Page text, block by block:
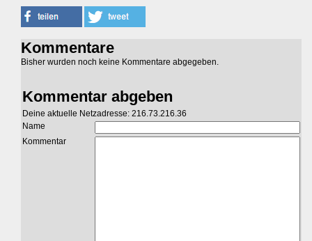
Kommentare
Bisher wurden noch keine Kommentare abgegeben.
Kommentar abgeben
Deine aktuelle Netzadresse: 216.73.216.36
Name
Kommentar